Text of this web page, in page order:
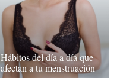
Hábitos del día a día que
afectan a tu menstruación